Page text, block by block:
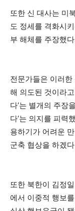
또한 신 대사는 미
도 정세를 격화시
부 해체를 주장했
전문가들은 이러
해 의도된 것이라고
다’는 별개의 주장
다’는 의지를 피력
용하기가 어려운
군축 협상을 하겠
또한 북한이 김정
에서 이중적 행보